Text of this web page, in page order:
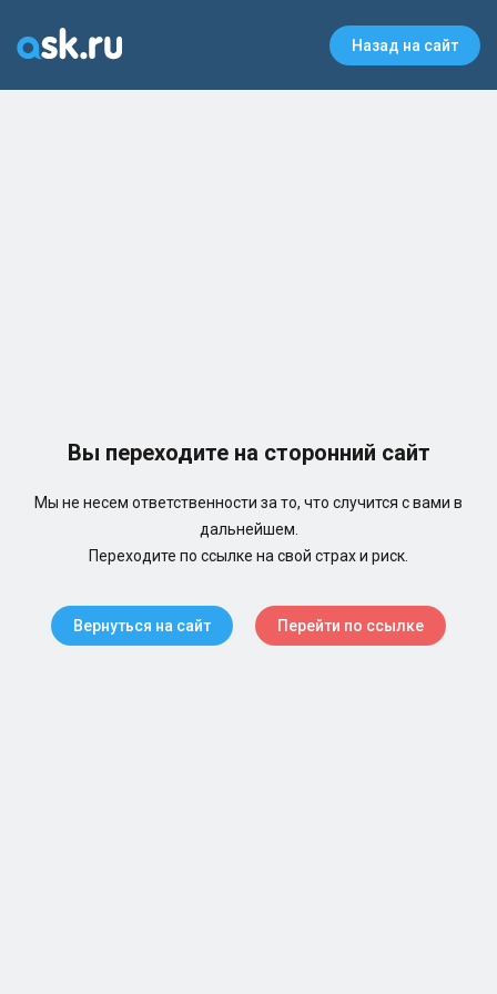
Назад на сайт
Вы переходите на сторонний сайт
Мы не несем ответственности за то, что случится с вами в
дальнейшем.
Переходите по ссылке на свой страх и риск.
Вернуться на сайт Перейти по ссылке